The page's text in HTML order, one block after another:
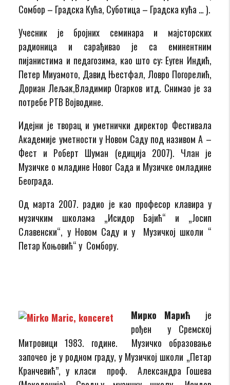
Сомбор – Градска Кућа, Суботица – Градска кућа … ).
Учесник је бројних семинара и мајсторских
радионица и сарађивао је са еминентним
пијанистима и педагозима, као што су: Еуген Индић,
Петер Миyамото, Давид Њестфал, Ловро Погорелић,
Дориан Лељак,Владимир Огарков итд. Снимао је за
потребе РТВ Војводине.
Идејни је творац и уметнички директор Фестивала
Академије уметности у Новом Саду под називом А –
Фест и Роберт Шуман (едиција 2007). Члан је
Музичке о младине Новог Сада и Музичке омладине
Београда.
Од марта 2007. радио је као професор клавира у
музичким школама „Исидор Бајић“ и „Јосип
Славенски“, у Новом Саду и у Музичкој школи “
Петар Коњовић“ у Сомбору.
Мирко Марић је
рођен у Сремској
Митровици 1983. године. Музичко образовање
започео је у родном граду, у Музичкој школи „Петар
Кранчевић”, у класи проф. Александра Гошева